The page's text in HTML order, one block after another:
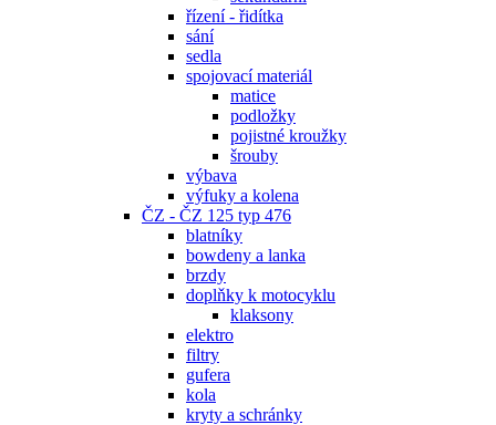
řízení - řidítka
sání
sedla
spojovací materiál
matice
podložky
pojistné kroužky
šrouby
výbava
výfuky a kolena
ČZ - ČZ 125 typ 476
blatníky
bowdeny a lanka
brzdy
doplňky k motocyklu
klaksony
elektro
filtry
gufera
kola
kryty a schránky